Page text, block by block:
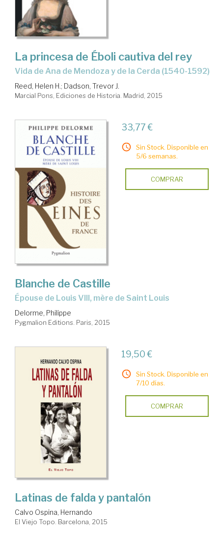
La princesa de Éboli cautiva del rey
Vida de Ana de Mendoza y de la Cerda (1540-1592)
Reed, Helen H.; Dadson, Trevor J.
Marcial Pons, Ediciones de Historia. Madrid, 2015
33,77 €
Sin Stock. Disponible en
5/6 semanas.
COMPRAR
Blanche de Castille
épouse de Louis VIII, mère de Saint Louis
Delorme, Philippe
Pygmalion Editions. Paris, 2015
19,50 €
Sin Stock. Disponible en
7/10 días.
COMPRAR
Latinas de falda y pantalón
Calvo Ospina, Hernando
El Viejo Topo. Barcelona, 2015